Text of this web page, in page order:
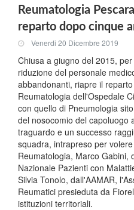
Reumatologia
reparto dopo cinque
Venerdi 20 Dicembre 2019
Chiusa a giugno del 2015,
riduzione del personale
abbandonanti, riapre il
Reumatologia dell'Ospedale
con quello di Pneumologia
del nosocomio del capoluogo
traguardo e un successo
squadra, intrapreso per
Reumatologia, Marco Gabini,
Nazionale Pazienti con
Silvia Tonolo, dall'AAMAR,
Reumatici presieduta da
istituzioni territoriali.